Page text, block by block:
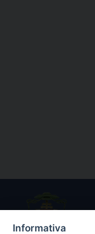
Informativa